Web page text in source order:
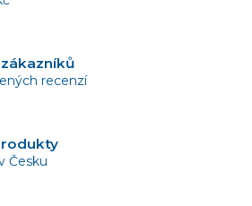
recenzí
Česku